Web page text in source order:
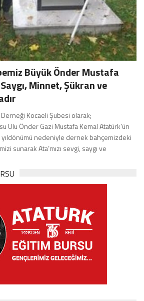
Büyük Önder Mustafa
Minnet, Şükran ve
Kocaeli Şubesi olarak;
Ulu Önder Gazi Mustafa Kemal Atatürk’ün
yıldönümü nedeniyle dernek bahçemizdeki
sunarak Ata’mızı sevgi, saygı ve